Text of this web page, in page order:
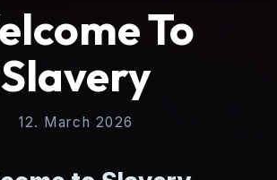
To
Slavery
12. March 2026